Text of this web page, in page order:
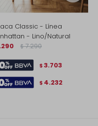
Classic - Línea
- Lino/Natural
$ 7.290
$ 3.703
$ 4.232